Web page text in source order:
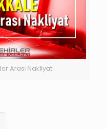
Arası Nakliyat